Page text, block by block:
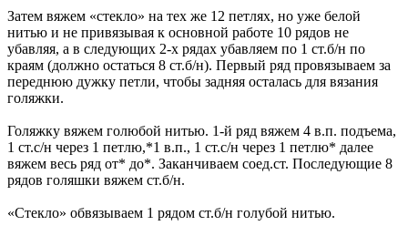
Затем вяжем «стекло» на тех же 12 петлях, но уже белой
нитью и не привязывая к основной работе 10 рядов не
убавляя, а в следующих 2-х рядах убавляем по 1 ст.б/н по
краям (должно остаться 8 ст.б/н). Первый ряд провязываем за
переднюю дужку петли, чтобы задняя осталась для вязания
голяжки.
Голяжку вяжем голюбой нитью. 1-й ряд вяжем 4 в.п. подъема,
1 ст.с/н через 1 петлю,*1 в.п., 1 ст.с/н через 1 петлю* далее
вяжем весь ряд от* до*. Заканчиваем соед.ст. Последующие 8
рядов голяшки вяжем ст.б/н.
«Стекло» обвязываем 1 рядом ст.б/н голубой нитью.